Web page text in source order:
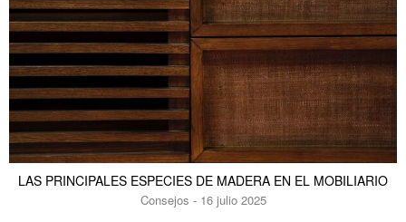
LAS PRINCIPALES ESPECIES DE MADERA EN EL MOBILIARIO
Consejos - 16 julio 2025